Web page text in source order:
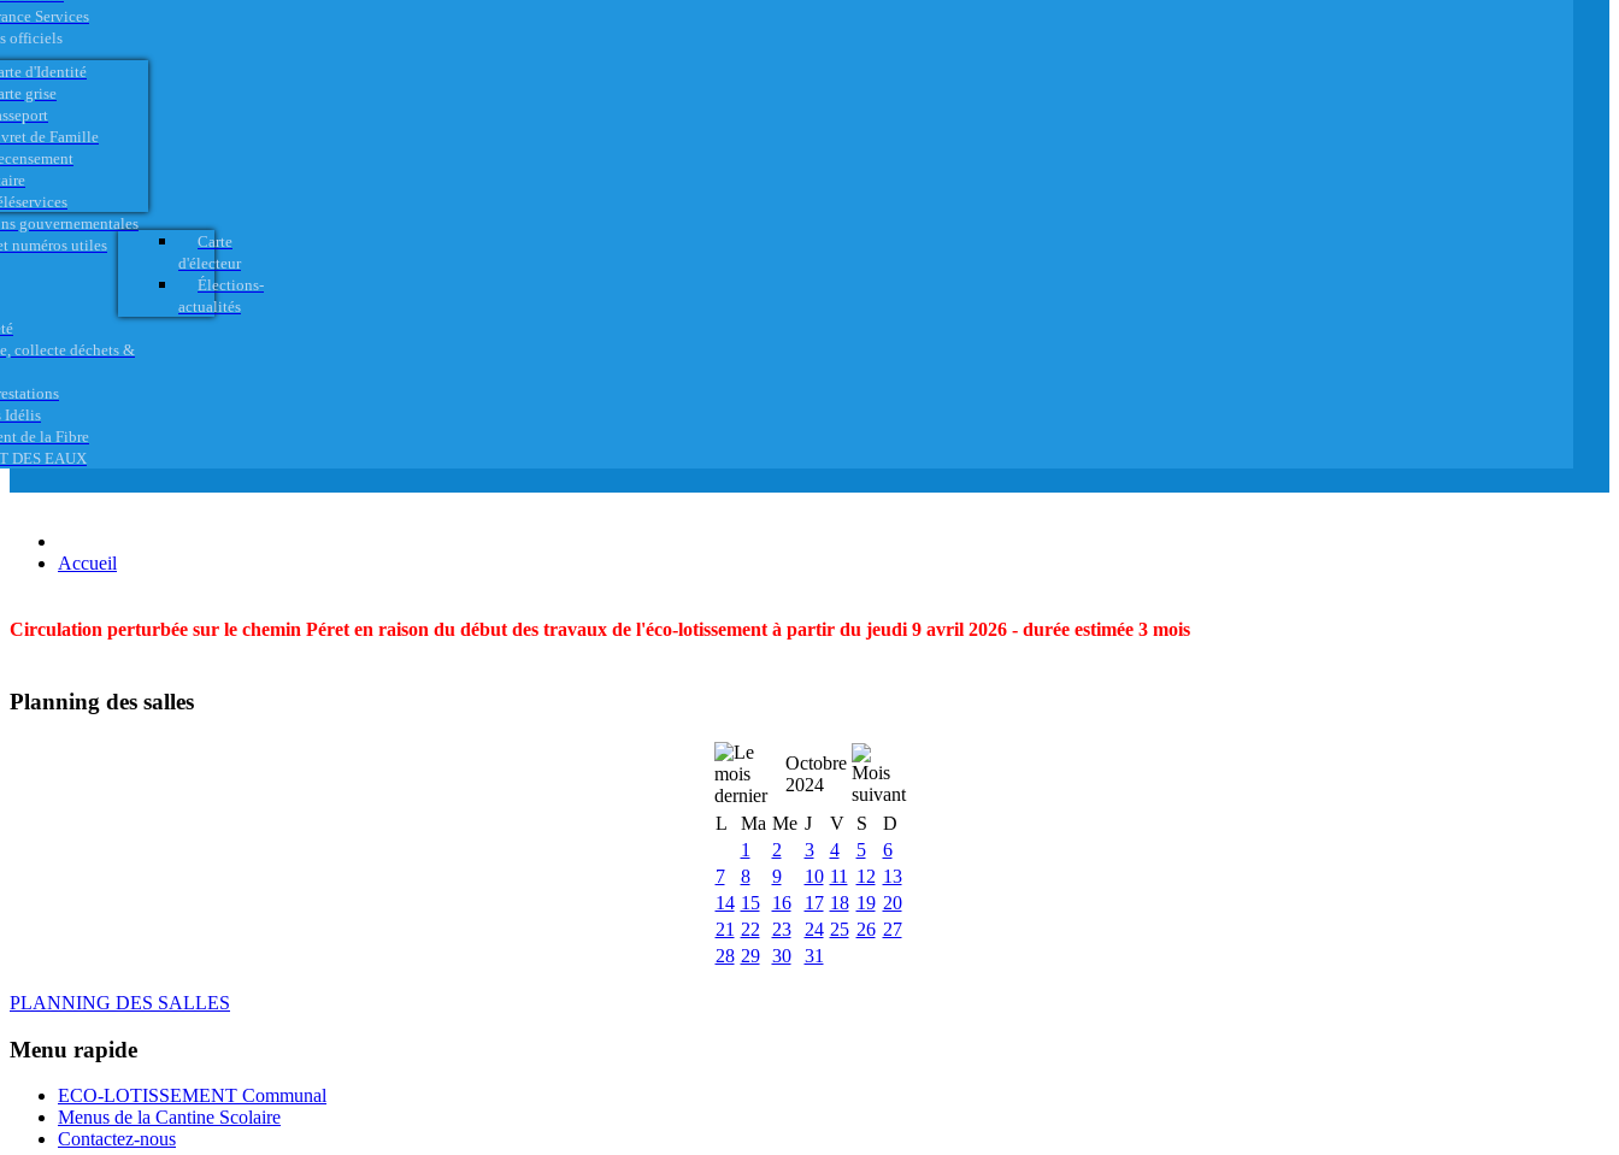
Services
officiels
d'Identité
grise
de Famille
gouvernementales
numéros utiles
Carte
d'électeur
Élections-
actualités
collecte déchets &
Idélis
de la Fibre
DES EAUX
Accueil
Circulation perturbée sur le chemin Péret en raison du début des travaux de l'éco-lotissement à partir du jeudi 9 avril 2026 - durée estimée 3 mois
Planning des salles
Octobre
2024
L
Ma Me J V S
D
1
2 3 4 5
6
7
8 9 10 11 12 13
14 15 16 17 18 19 20
21 22 23 24 25 26 27
28 29 30 31
PLANNING DES SALLES
Menu rapide
ECO-LOTISSEMENT Communal
Menus de la Cantine Scolaire
Contactez-nous